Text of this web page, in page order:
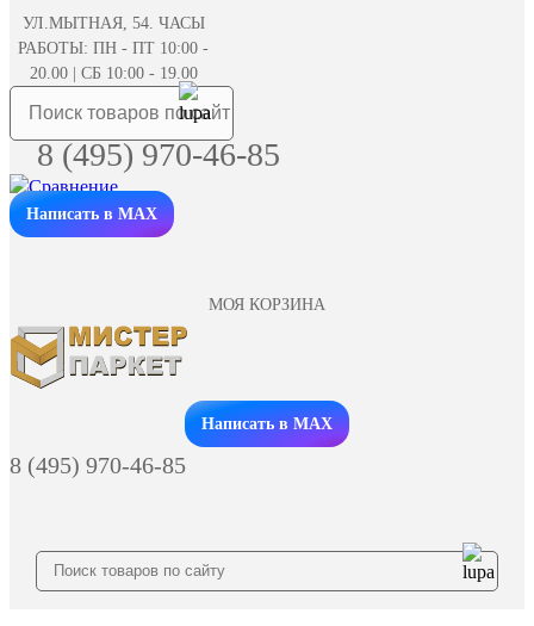
УЛ.МЫТНАЯ, 54. ЧАСЫ
РАБОТЫ: ПН - ПТ 10:00 -
20.00 | СБ 10:00 - 19.00
8 (495) 970-46-85
Написать в MAX
МОЯ КОРЗИНА
Заказать звонок
Написать в MAX
8 (495) 970-46-85